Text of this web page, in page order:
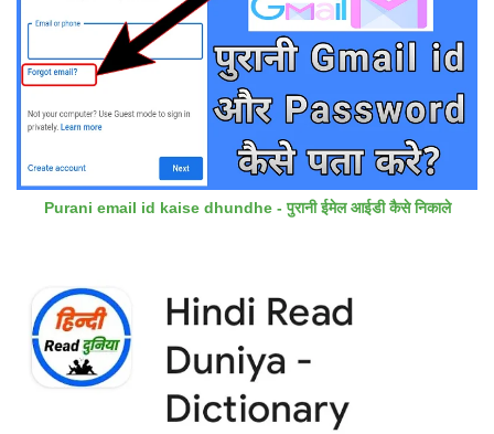
Purani email id kaise dhundhe - पुरानी ईमेल आईडी कैसे निकाले